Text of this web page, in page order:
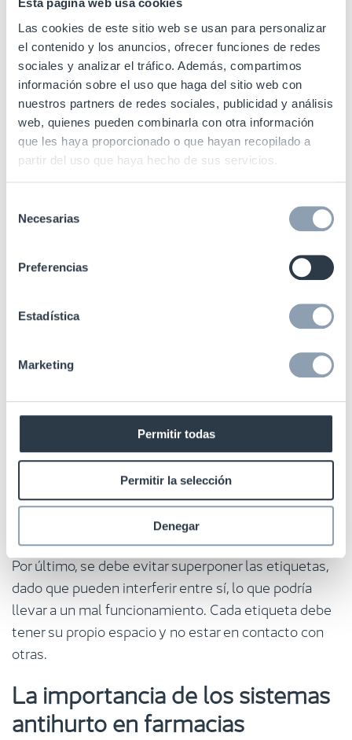
Esta página web usa cookies
Las cookies de este sitio web se usan para personalizar
el contenido y los anuncios, ofrecer funciones de redes
sociales y analizar el tráfico. Además, compartimos
información sobre el uso que haga del sitio web con
nuestros partners de redes sociales, publicidad y análisis
web, quienes pueden combinarla con otra información
que les haya proporcionado o que hayan recopilado a
partir del uso que haya hecho de sus servicios.
Necesarias
Preferencias
Estadística
Marketing
Permitir todas
Permitir la selección
Denegar
cobro.
Desactivadores o desacopladores
El desactivador desactiva las etiquetas antihurto RF
al pasar por él.
El desacoplador, ubicado en la caja registradora,
antihurto que protegen los productos.
Directrices para un adecuado
etiquetado en la farmacia
En el correcto etiquetado en una farmacia, es crucial
mantener algunas pautas en mente. Primero, se
debe evitar doblar la etiqueta en un ángulo recto, ya
es esencial no ocultar ninguna información del
producto con la etiqueta, dado que esto podría
dificultar su identificación. Para productos de metal
o con pinturas metalizadas, aconsejamos el uso de
la METAL Label (etiqueta especial para esta
Por último, se debe evitar superponer las etiquetas,
dado que pueden interferir entre sí, lo que podría
llevar a un mal funcionamiento. Cada etiqueta debe
tener su propio espacio y no estar en contacto con
otras.
La importancia de los sistemas
antihurto en farmacias